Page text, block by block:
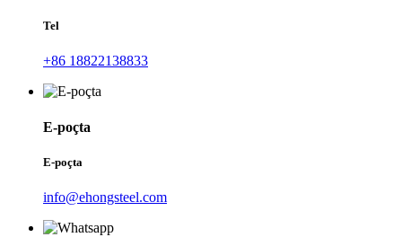
Tel
+86 18822138833
E-poçta
E-poçta
info@ehongsteel.com